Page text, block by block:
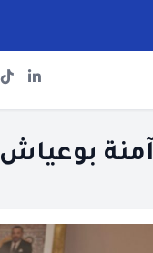
آمنة بوعياش